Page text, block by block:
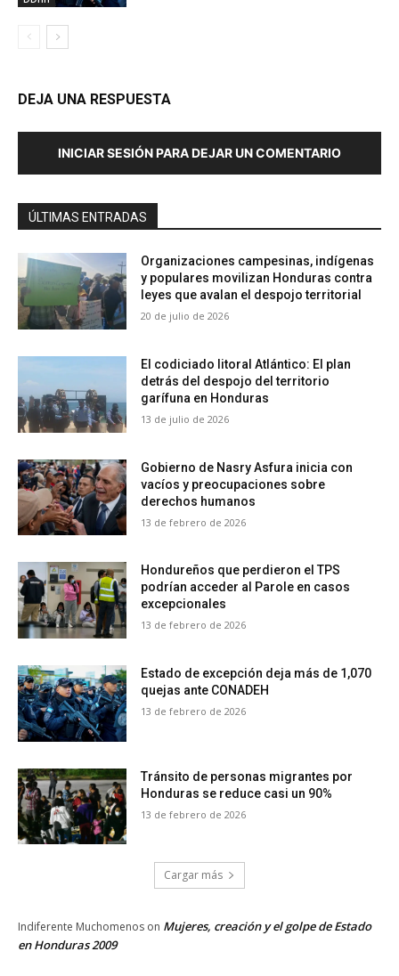
DEJA UNA RESPUESTA
INICIAR SESIÓN PARA DEJAR UN COMENTARIO
ÚLTIMAS ENTRADAS
Organizaciones campesinas, indígenas
y populares movilizan Honduras contra
leyes que avalan el despojo territorial
20 de julio de 2026
El codiciado litoral Atlántico: El plan
detrás del despojo del territorio
garífuna en Honduras
13 de julio de 2026
Gobierno de Nasry Asfura inicia con
vacíos y preocupaciones sobre
derechos humanos
13 de febrero de 2026
Hondureños que perdieron el TPS
podrían acceder al Parole en casos
excepcionales
13 de febrero de 2026
Estado de excepción deja más de 1,070
quejas ante CONADEH
13 de febrero de 2026
Tránsito de personas migrantes por
Honduras se reduce casi un 90%
13 de febrero de 2026
Cargar más
Indiferente Muchomenos on Mujeres, creación y el golpe de Estado
en Honduras 2009